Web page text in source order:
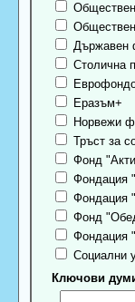
Държавен
Столична
Еразъм+
Норвежи
Тръст за
Фонд
Фондация
Фондация
Фонд
Фондация
Социални
Ключови